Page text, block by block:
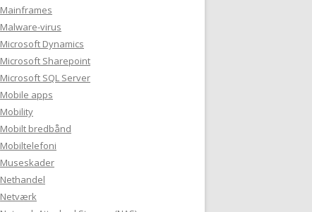
Mainframes
Malware-virus
Microsoft Dynamics
Microsoft Sharepoint
Microsoft SQL Server
Mobile apps
Mobility
Mobilt bredbånd
Mobiltelefoni
Museskader
Nethandel
Netværk